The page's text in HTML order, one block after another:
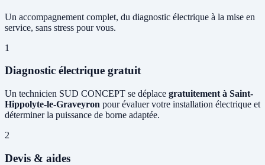
Un accompagnement complet, du diagnostic électrique à la mise en
service, sans stress pour vous.
1
Diagnostic électrique gratuit
Un technicien SUD CONCEPT se déplace gratuitement à Saint-
Hippolyte-le-Graveyron pour évaluer votre installation électrique et
déterminer la puissance de borne adaptée.
2
Devis & aides